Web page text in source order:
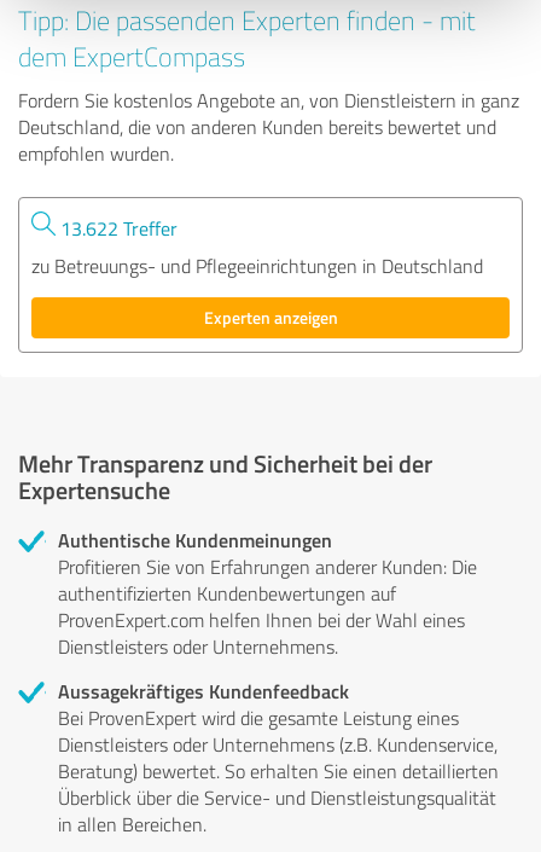
Tipp: Die passenden Experten finden - mit
dem ExpertCompass
Fordern Sie kostenlos Angebote an, von Dienstleistern in ganz
Deutschland, die von anderen Kunden bereits bewertet und
empfohlen wurden.
13.622 Treffer
zu Betreuungs- und Pflegeeinrichtungen in Deutschland
Experten anzeigen
Mehr Transparenz und Sicherheit bei der
Expertensuche
Authentische Kundenmeinungen
Profitieren Sie von Erfahrungen anderer Kunden: Die
authentifizierten Kundenbewertungen auf
ProvenExpert.com helfen Ihnen bei der Wahl eines
Dienstleisters oder Unternehmens.
Aussagekräftiges Kundenfeedback
Bei ProvenExpert wird die gesamte Leistung eines
Dienstleisters oder Unternehmens (z.B. Kundenservice,
Beratung) bewertet. So erhalten Sie einen detaillierten
Überblick über die Service- und Dienstleistungsqualität
in allen Bereichen.